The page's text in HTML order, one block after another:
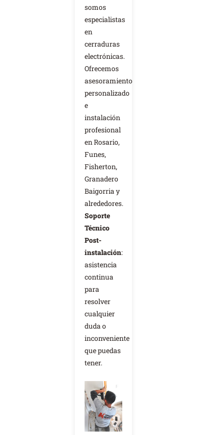
somos
especialistas
en
cerraduras
electrónicas.
Ofrecemos
asesoramiento
personalizado
e
instalación
profesional
en Rosario,
Funes,
Fisherton,
Granadero
Baigorria y
alrededores.
Soporte
Técnico
Post-
instalación:
asistencia
continua
para
resolver
cualquier
duda o
inconveniente
que puedas
tener.